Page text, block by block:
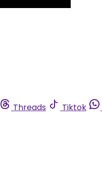
Threads Tiktok